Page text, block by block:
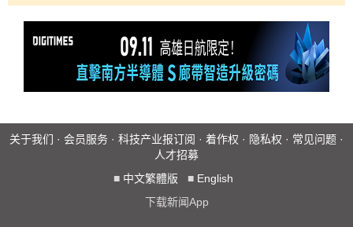
关于我们 · 会员服务 · 科技产业报订阅 · 着作权 · 隐私权 · 常见问题 ·
人才招募
■ 中文繁體版 ■ English
下载新闻App